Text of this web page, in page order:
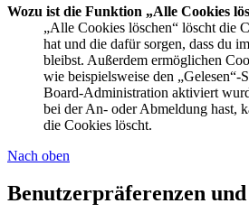
Wozu ist die Funktion „Alle Cookies
„Alle Cookies löschen“ löscht die
hat und die dafür sorgen, dass du
bleibst. Außerdem ermöglichen
wie beispielsweise den „Gelesen“-
Board-Administration aktiviert
bei der An- oder Abmeldung hast,
die Cookies löscht.
Nach oben
Benutzerpräferenzen